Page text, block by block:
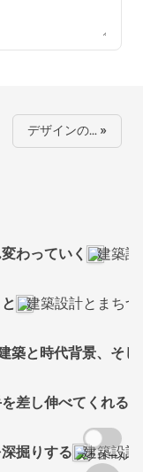
デザインの… »
わっていく 建築設
建築設計とまち
築と時代背景、そ
差し伸べてくれる
掘りする 建築設
スクロール